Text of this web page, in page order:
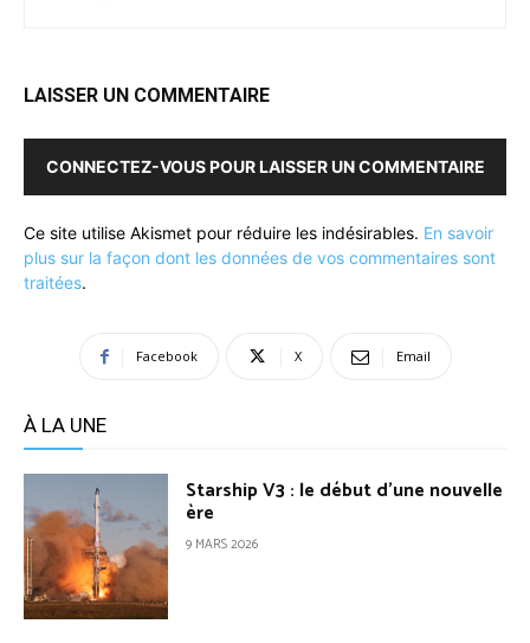
LAISSER UN COMMENTAIRE
CONNECTEZ-VOUS POUR LAISSER UN COMMENTAIRE
Ce site utilise Akismet pour réduire les indésirables. En savoir
plus sur la façon dont les données de vos commentaires sont
traitées.
Facebook X Email
À LA UNE
Starship V3 : le début d’une nouvelle
ère
9 MARS 2026